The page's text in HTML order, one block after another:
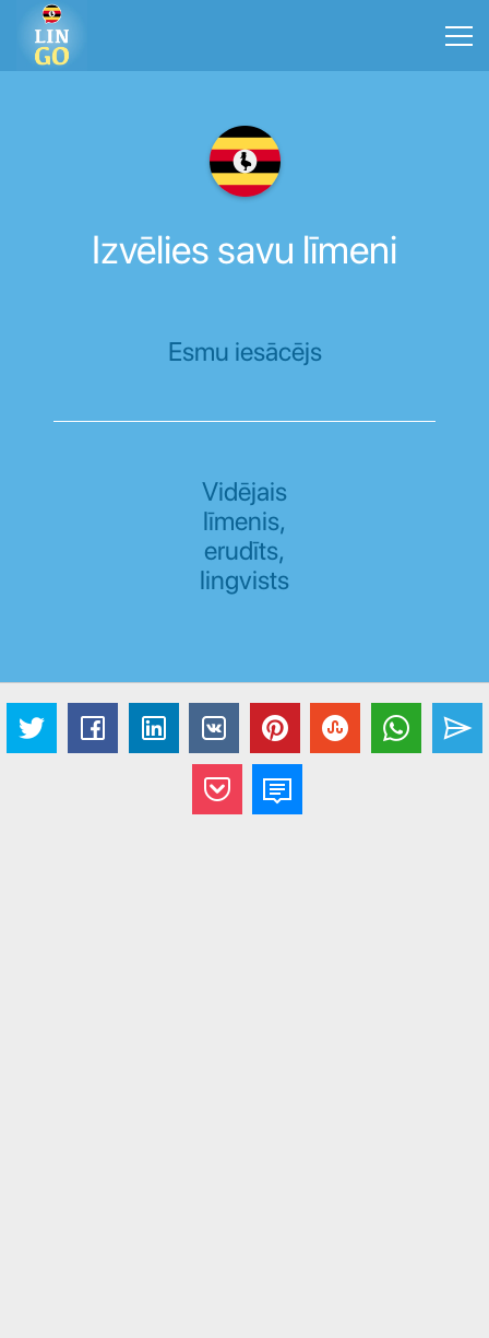
Izvēlies savu līmeni
Esmu iesācējs
Vidējais
līmenis,
erudīts,
lingvists